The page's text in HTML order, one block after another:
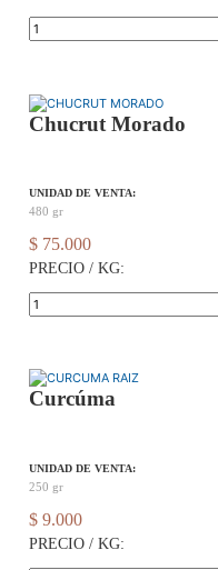
Chucrut Morado
UNIDAD DE VENTA:
480 gr
$ 75.000
PRECIO / KG:
Curcúma
UNIDAD DE VENTA:
250 gr
$ 9.000
PRECIO / KG: